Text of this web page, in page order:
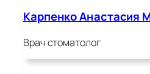
Карпенко Анастасия
Врач стоматолог